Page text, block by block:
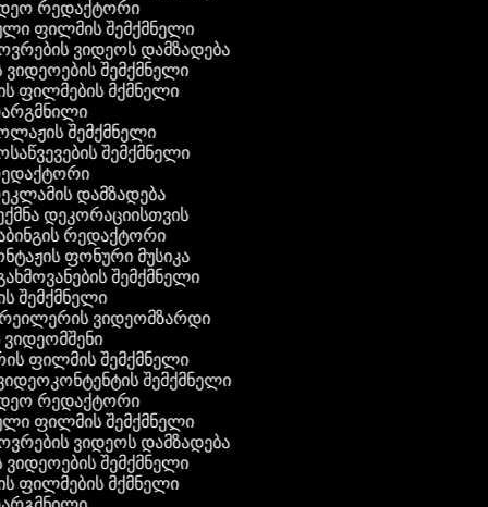
რედაქტორი
ფილმის შემქმნელი
ვიდეოს დამზადება
ვიდეოების შემქმნელი
ფილმების მქმნელი
შემქმნელი
შემქმნელი
დამზადება
დეკორაციისთვის
რედაქტორი
ფონური მუსიკა
შემქმნელი
შემქმნელი
ვიდეომზარდი
ვიდეომშენი
ფილმის შემქმნელი
ვიდეოკონტენტის შემქმნელი
რედაქტორი
ფილმის შემქმნელი
ვიდეოს დამზადება
ვიდეოების შემქმნელი
ფილმების მქმნელი